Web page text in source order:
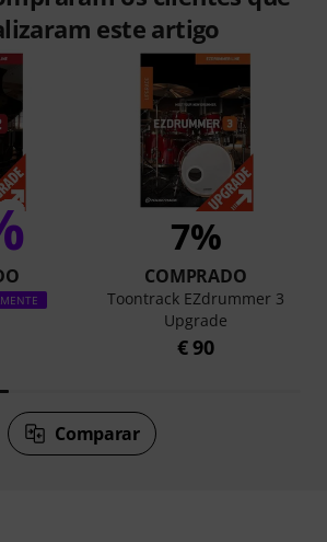
este artigo
7%
COMPRADO
Toontrack EZdrummer 3
Upgrade
€ 90
Comparar